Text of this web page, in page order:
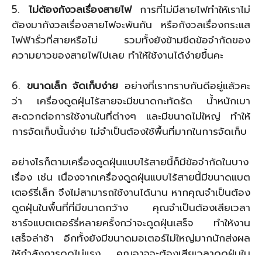
5. ไม่ต้องกังวลเรื่องสายไฟการที่ไม่มีสายไฟทำให้เราไม่
ต้องมากังวลเรื่องสายไฟจะพันกัน หรือกังวลเรื่องกระแส
ไฟฟ้ารั่วที่สายหรือไม่ รวมทั้งยังข้ามขีดข้อจำกัดของ
ความยาวของสายไฟไปเลย ทำให้ใช้งานได้ง่ายขึ้นคะ
6. ขนาดเล็ก จัดเก็บง่าย อย่างที่เราทราบกันดีอยู่แล้วคะ
ว่า เครื่องดูดฝุ่นไร้สายจะมีขนาดกะทัดรัด น้ำหนักเบา
สะดวกต่อการใช้งานในที่ต่างๆ และมีขนาดไม่ใหญ่ ทำให้
การจัดเก็บนั้นง่าย ไม่จำเป็นต้องใช้พื้นที่มากในการจัดเก็บ
อย่างไรก็ตามเครื่องดูดฝุ่นแบบไร้สายนี้ก็มีข้อจำกัดในบาง
เรื่อง เช่น เนื่องจากเครื่องดูดฝุ่นแบบไร้สายนี้มีขนาดแบต
เตอร์รี่เล็ก จึงไม่สามารถใช้งานได้นาน หากคุณจำเป็นต้อง
ดูดฝุ่นในพื้นที่ที่มีขนาดกว้าง คุณจำเป็นต้องเสียเวลา
ชาร์จแบตเตอร์รี่หลายครั้งกว่าจะดูดฝุ่นเสร็จ ทำให้งาน
เสร็จล่าช้า อีกทั้งยังมีขนาดมอเตอร์ไม่ใหญ่มากนักส่งผล